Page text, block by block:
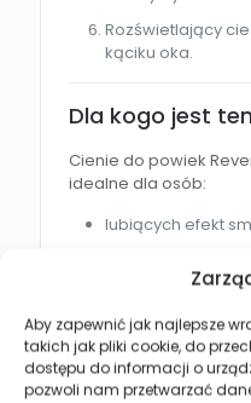
Aby zapewnić jak najlepsze
takich jak pliki cookie, do
dostępu do informacji o
pozwoli nam przetwarzać
Rozświetlający
kąciku oka.
Dla kogo jest
Cienie do powiek
idealne dla osób:
lubiących efekt
szukających
ceniących łatwe
chcących
oczy